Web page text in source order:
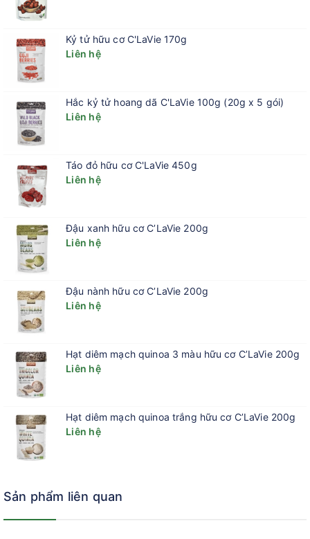
Màu và độ nhớt có thể thay đổi theo từng lô sản xuất vì bản
ảnh hưởng đến chất lượng sản phẩm.
Xuất xứ thương hiệu: Pháp
Chứng nhận hữu cơ Ecodetergent BIO bởi Ecocert
Kỷ tử hữu cơ C'LaVie 170g
Liên hệ
Hắc kỷ tử hoang dã C'LaVie 100g (20g x 5 gói)
Liên hệ
Táo đỏ hữu cơ C'LaVie 450g
Liên hệ
Đậu xanh hữu cơ C’LaVie 200g
Liên hệ
Đậu nành hữu cơ C’LaVie 200g
Liên hệ
Hạt diêm mạch quinoa 3 màu hữu cơ C’LaVie 200g
Liên hệ
Hạt diêm mạch quinoa trắng hữu cơ C’LaVie 200g
Liên hệ
Sản phẩm liên quan